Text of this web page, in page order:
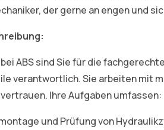
der gerne an engen und
ABS sind Sie für die
verantwortlich. Sie arbeiten mit
Ihre Aufgaben umfassen:
und Prüfung von